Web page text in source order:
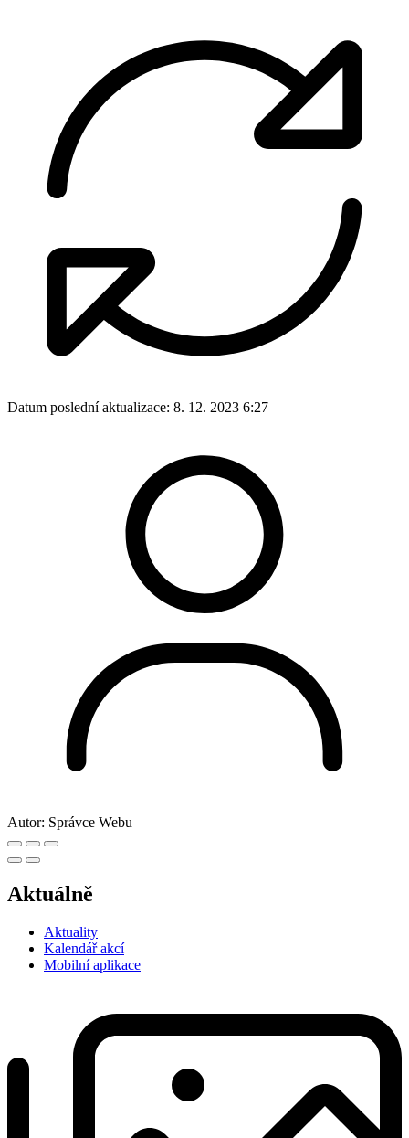
Datum poslední aktualizace: 8. 12. 2023 6:27
Autor: Správce Webu
Aktuálně
Aktuality
Kalendář akcí
Mobilní aplikace